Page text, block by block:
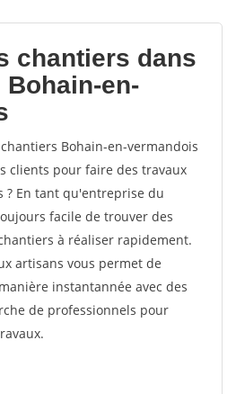
votes
chantiers dans
en-
Bohain-en-vermandois
clients pour faire des travaux
? En tant qu'entreprise du
facile de trouver des
à réaliser rapidement.
artisans vous permet de
instantannée avec des
de professionnels pour